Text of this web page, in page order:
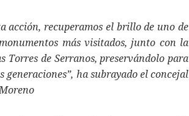
acción, recuperamos el brillo de uno de
más visitados, junto con la
Torres de Serranos, preservándolo para
generaciones”, ha subrayado el concejal